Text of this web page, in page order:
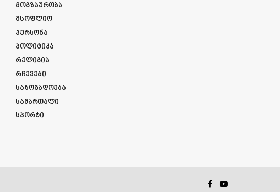
Მოგზაურობა
Მსოფლიო
Პერსონა
Პოლიტიკა
Რელიგია
Რჩევები
Საზოგადოება
Სამართალი
Სპორტი